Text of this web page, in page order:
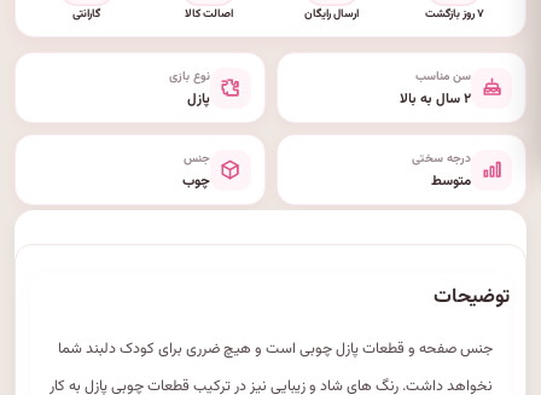
۷ روز بازگشت ارسال رایگان اصالت کالا گارانتی
سن مناسب
۲ سال به بالا
نوع بازی
پازل
درجه سختی
متوسط
جنس
چوب
توضیحات
جنس صفحه و قطعات پازل چوبی است و هیچ ضرری برای کودک دلبند شما
نخواهد داشت. رنگ های شاد و زیبایی نیز در ترکیب قطعات چوبی پازل به کار